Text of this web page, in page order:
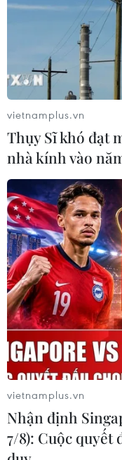
vietnamplus.vn
Thụy Sĩ khó đạt
nhà kính vào
vietnamplus.vn
Nhận định
7/8): Cuộc quyết